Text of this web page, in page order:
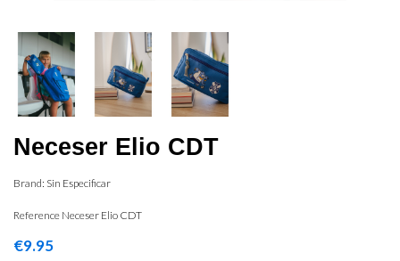
Neceser Elio CDT
Brand: Sin Especificar
Reference Neceser Elio CDT
€9.95